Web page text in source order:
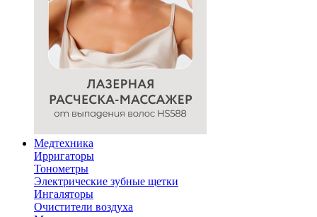
Медтехника
Ирригаторы
Тонометры
Электрические зубные щетки
Ингаляторы
Очистители воздуха